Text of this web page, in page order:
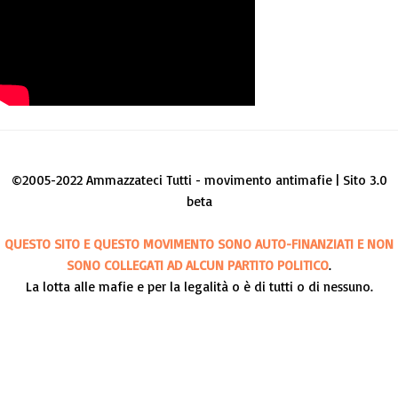
©2005-2022 Ammazzateci Tutti - movimento antimafie | Sito 3.0
beta
QUESTO SITO E QUESTO MOVIMENTO SONO AUTO-FINANZIATI E NON
SONO COLLEGATI AD ALCUN PARTITO POLITICO.
La lotta alle mafie e per la legalità o è di tutti o di nessuno.